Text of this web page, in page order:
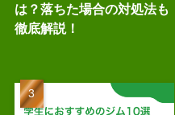
は？落ちた場合の対処法も
徹底解説！